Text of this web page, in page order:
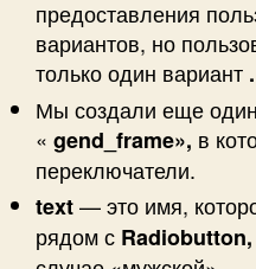
предоставления
вариантов, но
только один вариант .
Мы создали еще
« gend_frame», в
переключатели.
text— это имя,
рядом с Radiobutton,